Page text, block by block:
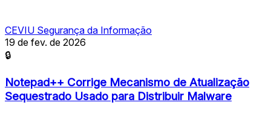
CEVIU Segurança da Informação
19 de fev. de 2026
🔒
Notepad++ Corrige Mecanismo de Atualização
Sequestrado Usado para Distribuir Malware